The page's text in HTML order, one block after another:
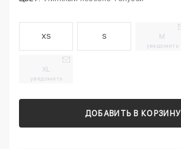
XS S M
уведомить
XL
уведомить
ДОБАВИТЬ В КОРЗИНУ